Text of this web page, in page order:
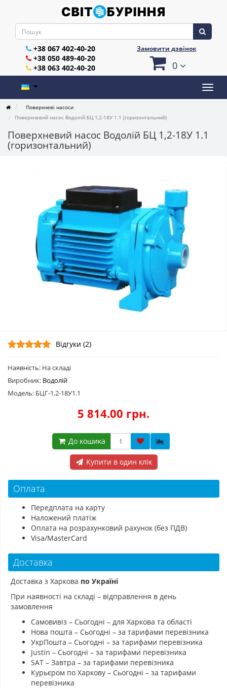
+38 067 402-40-20
+38 050 489-40-20
+38 063 402-40-20
Замовити дзвінок
0
Поверхневі насоси
Поверхневий насос Водолій БЦ 1,2-18У 1.1 (горизонтальний)
Поверхневий насос Водолій БЦ 1,2-18У 1.1
(горизонтальний)
Відгуки (2)
Наявність: На складі
Виробник: Водолій
Модель: БЦГ-1,2-18У1.1
5 814.00 грн.
До кошика
Купити в один клік
Оплата
Передплата на карту
Наложений платіж
Оплата на розрахунковий рахунок (без ПДВ)
Visa/MasterCard
Доставка
Доставка з Харкова по Україні
При наявності на складі – відправлення в день
замовлення
Самовивіз – Сьогодні – для Харкова та області
Нова пошта – Сьогодні – за тарифами перевізника
УкрПошта – Сьогодні – за тарифами перевізника
Justin – Сьогодні – за тарифами перевізника
SAT – Завтра – за тарифами перевізника
Курьєром по Харкову – Сьогодні – за тарифами
перевізника